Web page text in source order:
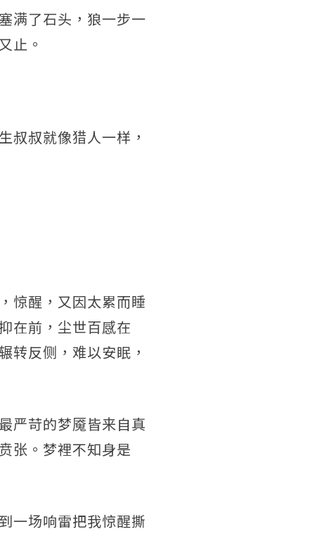
满了石头，狼一步一
止。
叔叔就像猎人一样，
惊醒，又因太累而睡
在前，尘世百感在
转反侧，难以安眠，
严苛的梦魇皆来自真
张。梦裡不知身是
一场响雷把我惊醒撕